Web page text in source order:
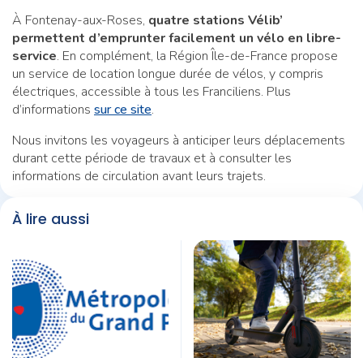
À Fontenay-aux-Roses, quatre stations Vélib’
permettent d’emprunter facilement un vélo en libre-
service. En complément, la Région Île-de-France propose
un service de location longue durée de vélos, y compris
électriques, accessible à tous les Franciliens. Plus
d’informations sur ce site.
Nous invitons les voyageurs à anticiper leurs déplacements
durant cette période de travaux et à consulter les
informations de circulation avant leurs trajets.
À lire aussi